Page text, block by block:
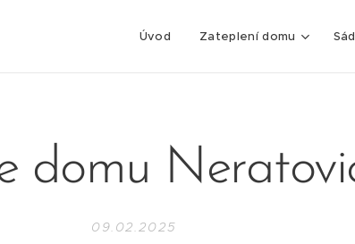
Úvod Zateplení domu
domu
09.02.2025